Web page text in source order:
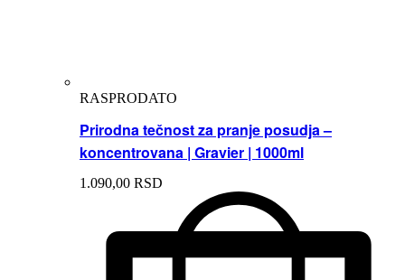
RASPRODATO
Prirodna tečnost za pranje posudja –
koncentrovana | Gravier | 1000ml
1.090,00 RSD